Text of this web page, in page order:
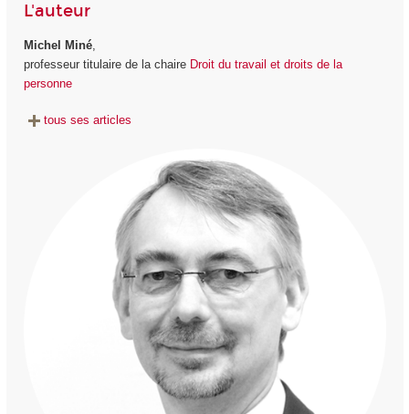
L'auteur
Michel Miné,
professeur titulaire de la chaire Droit du travail et droits de la
personne
tous ses articles